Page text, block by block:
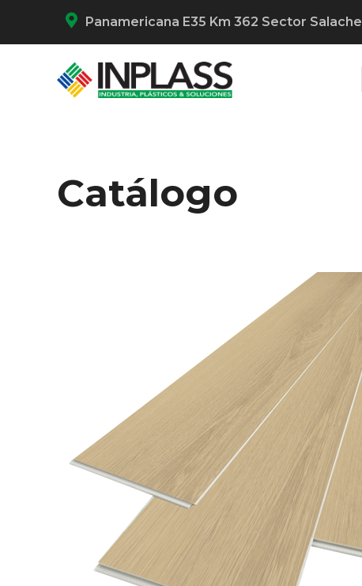
Panamericana E35 Km 362 Sector Salache
Catálogo